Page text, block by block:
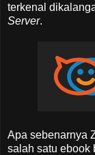
terkenal
Server.
Apa sebenarnya
salah satu ebook